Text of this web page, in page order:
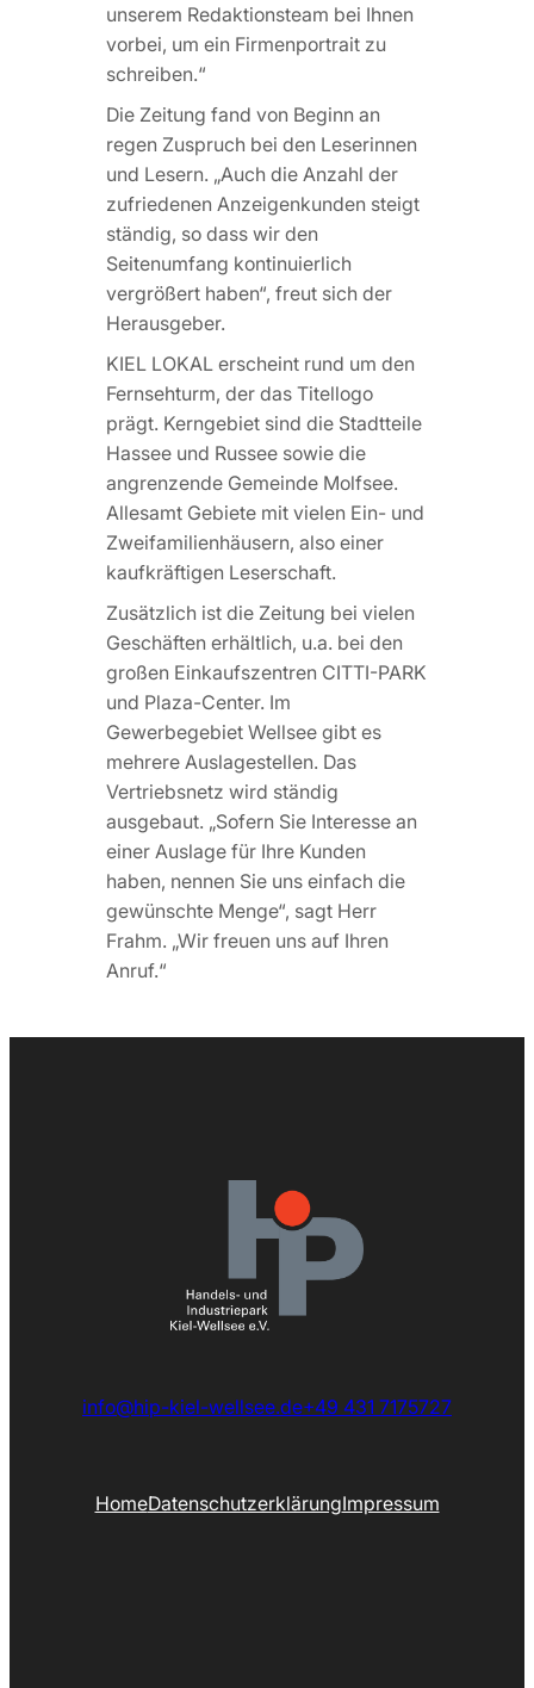
unserem Redaktionsteam bei Ihnen
vorbei, um ein Firmenportrait zu
schreiben.“
Die Zeitung fand von Beginn an
regen Zuspruch bei den Leserinnen
und Lesern. „Auch die Anzahl der
zufriedenen Anzeigenkunden steigt
ständig, so dass wir den
Seitenumfang kontinuierlich
vergrößert haben“, freut sich der
Herausgeber.
KIEL LOKAL erscheint rund um den
Fernsehturm, der das Titellogo
prägt. Kerngebiet sind die Stadtteile
Hassee und Russee sowie die
angrenzende Gemeinde Molfsee.
Allesamt Gebiete mit vielen Ein- und
Zweifamilienhäusern, also einer
kaufkräftigen Leserschaft.
Zusätzlich ist die Zeitung bei vielen
Geschäften erhältlich, u.a. bei den
großen Einkaufszentren CITTI-PARK
und Plaza-Center. Im
Gewerbegebiet Wellsee gibt es
mehrere Auslagestellen. Das
Vertriebsnetz wird ständig
ausgebaut. „Sofern Sie Interesse an
einer Auslage für Ihre Kunden
haben, nennen Sie uns einfach die
gewünschte Menge“, sagt Herr
Frahm. „Wir freuen uns auf Ihren
Anruf.“
info@hip-kiel-wellsee.de+49 431 7175727
HomeDatenschutzerklärungImpressum